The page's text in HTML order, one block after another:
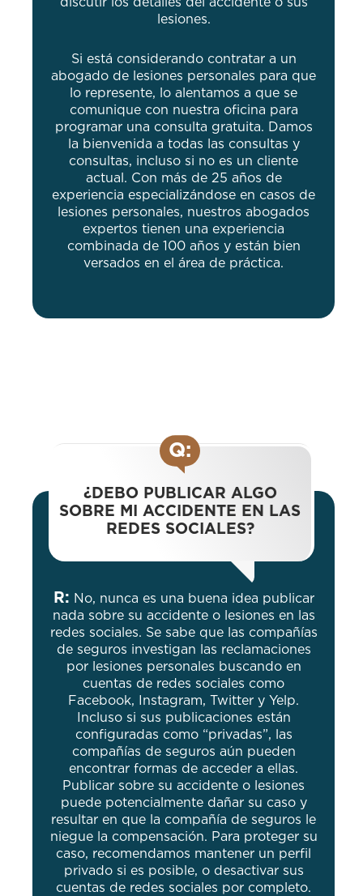
lesiones.
Si está considerando contratar a un
abogado de lesiones personales para que
lo represente, lo alentamos a que se
comunique con nuestra oficina para
programar una consulta gratuita. Damos
la bienvenida a todas las consultas y
consultas, incluso si no es un cliente
actual. Con más de 25 años de
experiencia especializándose en casos de
lesiones personales, nuestros abogados
expertos tienen una experiencia
combinada de 100 años y están bien
versados ​​en el área de práctica.
Q:
¿DEBO PUBLICAR ALGO
SOBRE MI ACCIDENTE EN LAS
REDES SOCIALES?
R: No, nunca es una buena idea publicar
nada sobre su accidente o lesiones en las
redes sociales. Se sabe que las compañías
de seguros investigan las reclamaciones
por lesiones personales buscando en
cuentas de redes sociales como
Facebook, Instagram, Twitter y Yelp.
Incluso si sus publicaciones están
configuradas como “privadas”, las
compañías de seguros aún pueden
encontrar formas de acceder a ellas.
Publicar sobre su accidente o lesiones
puede potencialmente dañar su caso y
resultar en que la compañía de seguros le
niegue la compensación. Para proteger su
caso, recomendamos mantener un perfil
privado si es posible, o desactivar sus
cuentas de redes sociales por completo.